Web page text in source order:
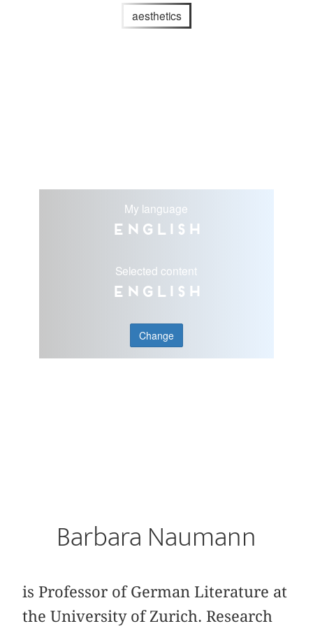
aesthetics
My language
English
Selected content
English
Change
Barbara Naumann
is Professor of German Literature at
the University of Zurich. Research